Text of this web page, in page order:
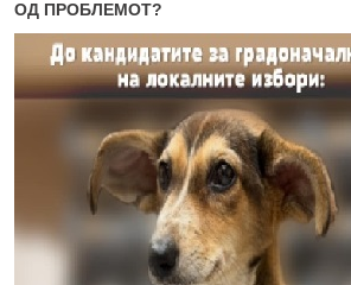
ОД ПРОБЛЕМОТ?